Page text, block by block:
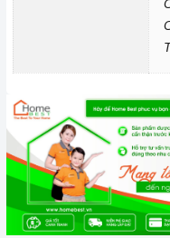
Chức năng Cảnh
không chạm tay vào
nhiệt bếp sẽ tự ngắt để
hoạn.